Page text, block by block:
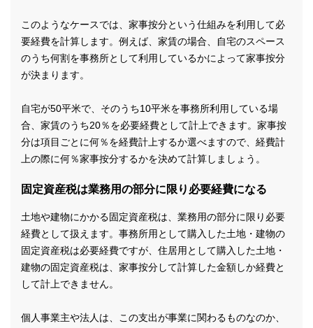
このようなケースでは、家事按分という仕組みを利用して必
要経費を計算します。例えば、家賃の場合、自宅のスペース
のうち何割を事務所として利用しているかによって家事按分
が決まります。
自宅が50平米で、そのうち10平米を事務所利用している場
合、家賃のうち20％を必要経費として計上できます。家事按
分は項目ごとに何％を経費計上するか選べますので、経費計
上の際に何％家事按分するかを決めて計算しましょう。
固定資産税は業務用の部分に限り必要経費になる
土地や建物にかかる固定資産税は、業務用の部分に限り必要
経費として扱えます。事務所用として購入した土地・建物の
固定資産税は必要経費ですが、住居用として購入した土地・
建物の固定資産税は、家事按分して計算した金額しか経費と
して計上できません。
個人事業主や法人は、この支出が事業に関わるものなのか、